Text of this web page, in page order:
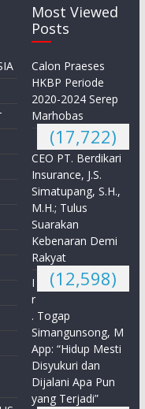
Most Viewed
Posts
Calon Praeses
HKBP Periode
2020-2024 Serep
Marhobas
(17,722)
CEO PT. Berdikari
Insurance, J.S.
Simatupang, S.H.,
M.H.; Tulus
Suarakan
Kebenaran Demi
Rakyat
(12,598)
I
r
. Togap
Simangunsong, M
App: “Hidup Mesti
Disyukuri dan
Dijalani Apa Pun
yang Terjadi”